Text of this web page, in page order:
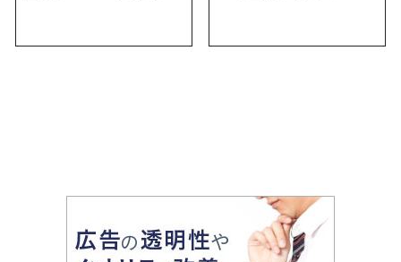
お土産・ばらまき用ま